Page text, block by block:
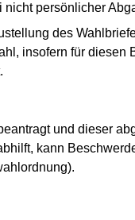
nicht persönlicher
des
insofern für
und dieser
kann